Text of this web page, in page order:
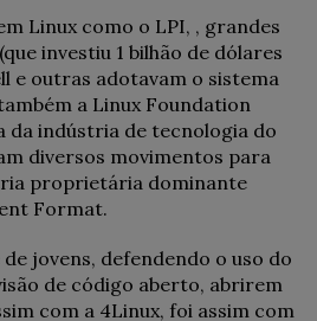
Linux como o LPI, , grandes
investiu 1 bilhão de dólares
e outras adotavam o sistema
a Linux Foundation
da indústria de tecnologia do
diversos movimentos para
proprietária dominante
Format.
jovens, defendendo o uso do
de código aberto, abrirem
com a 4Linux, foi assim com